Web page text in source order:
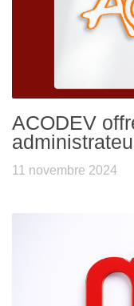
ACODEV
11 novembre 2024